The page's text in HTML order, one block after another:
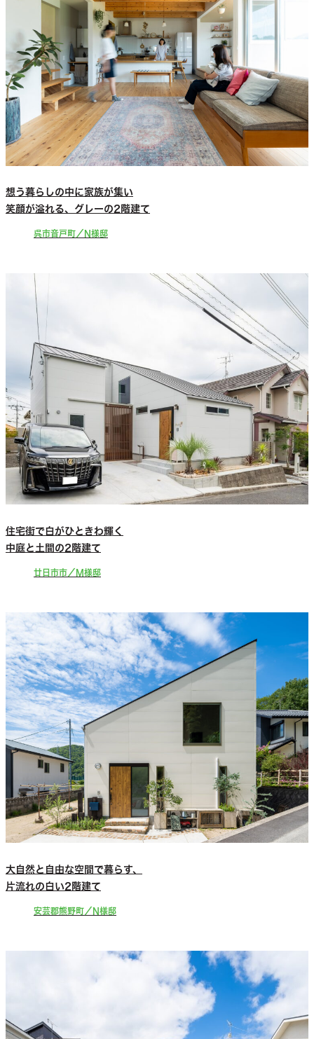
想う暮らしの中に家族が集い
笑顔が溢れる、グレーの2階建て
呉市音戸町／N様邸
住宅街で白がひときわ輝く
中庭と土間の2階建て
廿日市市／M様邸
大自然と自由な空間で暮らす、
片流れの白い2階建て
安芸郡熊野町／N様邸